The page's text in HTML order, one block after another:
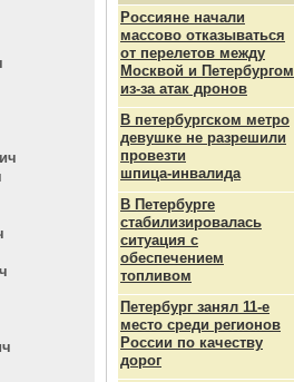
Россияне начали
массово отказываться
от перелетов между
Москвой и Петербургом
из-за атак дронов
В петербургском метро
девушке не разрешили
провезти
шпица‑инвалида
В Петербурге
стабилизировалась
ситуация с
обеспечением
топливом
Петербург занял 11-е
место среди регионов
России по качеству
дорог